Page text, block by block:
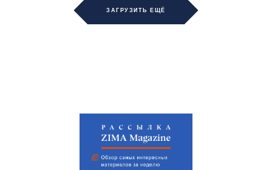
ЗАГРУЗИТЬ ЕЩЁ